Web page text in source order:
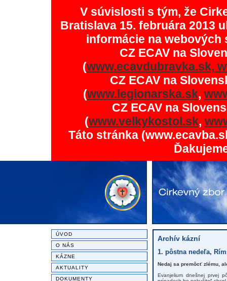
V súvislosti s tým, že
Bratislava 15. februára 2013
informácie na
CZ ECAV na
(www.ecavdubravka.sk,
CZ ECAV na
(www.legionarska.sk,
CZ ECAV na
(www.velkykostol.sk,
Táto stránka
ÚVOD
O NÁS
KÁZNE
AKTUALITY
DOKUMENTY
Archív kázní
1. pôstna nedeľa,
Nedaj sa premôcť zlému,
Evanjelium dnešnej prvej